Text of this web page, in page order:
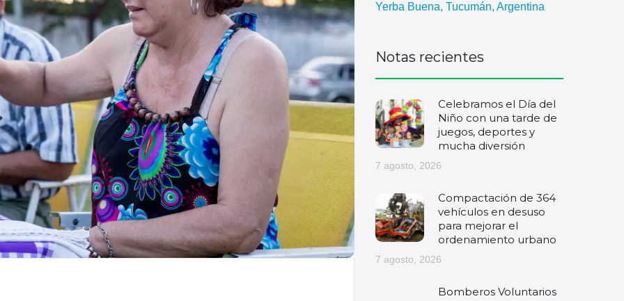
Yerba Buena, Tucumán, Argentina
Notas recientes
Celebramos el Día del
Niño con una tarde de
juegos, deportes y
mucha diversión
7 agosto, 2026
Compactación de 364
vehículos en desuso
para mejorar el
ordenamiento urbano
7 agosto, 2026
Bomberos Voluntarios